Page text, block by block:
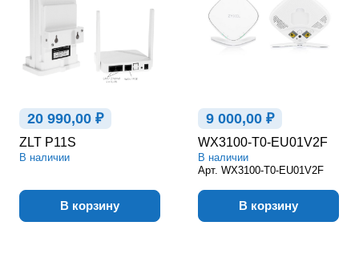
20 990,00 ₽
ZLT P11S
В наличии
В корзину
9 000,00 ₽
WX3100-T0-EU01V2F
В наличии
Арт. WX3100-T0-EU01V2F
В корзину